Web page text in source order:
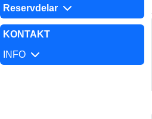
Reservdelar
KONTAKT
INFO